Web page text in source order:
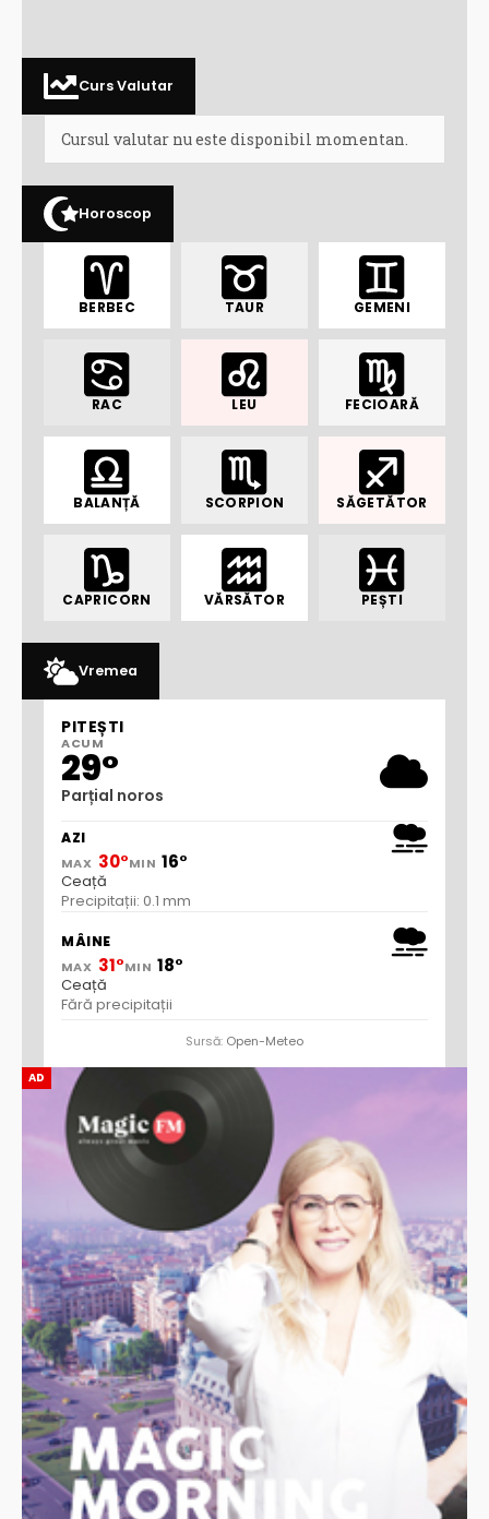
AD
Curs Valutar
Cursul valutar nu este disponibil momentan.
Horoscop
BERBEC TAUR GEMENI
RAC LEU FECIOARĂ
BALANȚĂ SCORPION SĂGETĂTOR
CAPRICORN VĂRSĂTOR PEȘTI
Vremea
PITEȘTI
ACUM
29°
Parțial noros
AZI
MAX 30°MIN 16°
Ceață
Precipitații: 0.1 mm
MÂINE
MAX 31°MIN 18°
Ceață
Fără precipitații
Sursă: Open-Meteo